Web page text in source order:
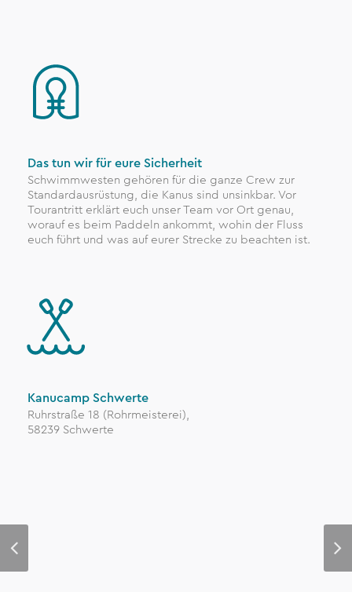
Das tun wir für eure Sicherheit
Schwimmwesten gehören für die ganze Crew zur
Standardausrüstung, die Kanus sind unsinkbar. Vor
Tourantritt erklärt euch unser Team vor Ort genau,
worauf es beim Paddeln ankommt, wohin der Fluss
euch führt und was auf eurer Strecke zu beachten ist.
Kanucamp Schwerte
Ruhrstraße 18 (Rohrmeisterei),
58239 Schwerte